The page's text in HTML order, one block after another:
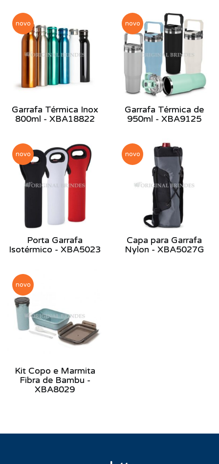
novo
Garrafa Térmica Inox
800ml - XBA18822
novo
Garrafa Térmica de
950ml - XBA9125
novo
Porta Garrafa
Isotérmico - XBA5023
novo
Capa para Garrafa
Nylon - XBA5027G
novo
Kit Copo e Marmita
Fibra de Bambu -
XBA8029